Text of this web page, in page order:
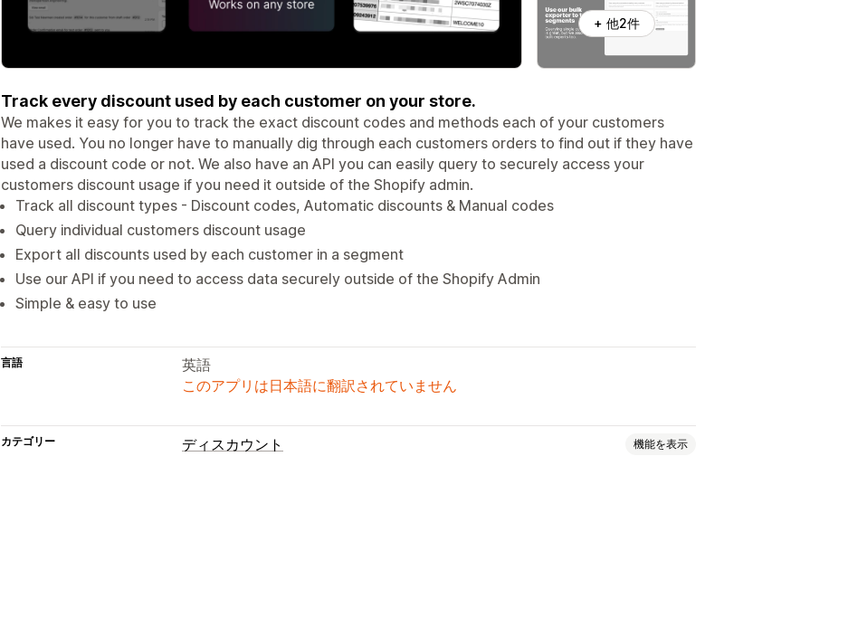
+ 他2件
Track every discount used by each customer on your store.
We makes it easy for you to track the exact discount codes and methods each of your customers
have used. You no longer have to manually dig through each customers orders to find out if they have
used a discount code or not. We also have an API you can easily query to securely access your
customers discount usage if you need it outside of the Shopify admin.
Track all discount types - Discount codes, Automatic discounts & Manual codes
Query individual customers discount usage
Export all discounts used by each customer in a segment
Use our API if you need to access data securely outside of the Shopify Admin
Simple & easy to use
言語
英語
このアプリは日本語に翻訳されていません
カテゴリー ディスカウント 機能を表示